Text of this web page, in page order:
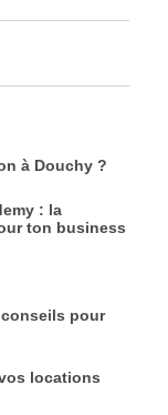
à Douchy ?
: la
ton business
pour
locations